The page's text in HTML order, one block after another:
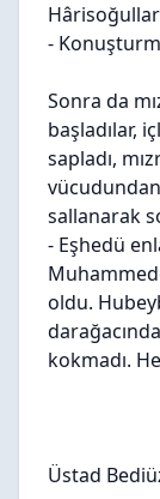
-
Sonra da
başladılar,
sapladı,
vücudundan
sallanarak
- Eşhedü
oldu.
kokmadı.
Üstad